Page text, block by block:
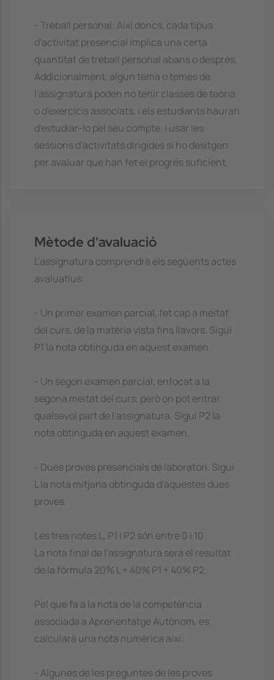
- Treball personal: Així doncs, cada tipus
d'activitat presencial implica una certa
quantitat de treball personal abans o després.
Addicionalment, algun tema o temes de
l'assignatura poden no tenir classes de teoria
o d'exercicis associats, i els estudiants hauran
d'estudiar-lo pel seu compte, i usar les
sessions d'activitats dirigides si ho desitgen
per avaluar que han fet el progrés suficient.
Mètode d'avaluació
L'assignatura comprendrà els següents actes
avaluatius:
- Un primer examen parcial, fet cap a meitat
del curs, de la matèria vista fins llavors. Sigui
P1 la nota obtinguda en aquest examen.
- Un segon examen parcial, enfocat a la
segona meitat del curs, però on pot entrar
qualsevol part de l'assignatura. Sigui P2 la
nota obtinguda en aquest examen.
- Dues proves presencials de laboratori. Sigui
L la nota mitjana obtinguda d'aquestes dues
proves.
Les tres notes L, P1 i P2 són entre 0 i 10.
La nota final de l'assignatura serà el resultat
de la fórmula 20% L + 40% P1 + 40% P2.
Pel que fa a la nota de la competència
associada a Aprenentatge Autònom, es
calcularà una nota numèrica així:
- Algunes de les preguntes de les proves